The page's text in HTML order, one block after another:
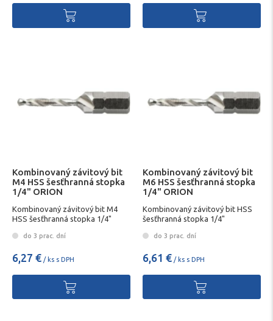
Kombinovaný závitový bit
M4 HSS šesťhranná stopka
1/4" ORION
Kombinovaný závitový bit M4
HSS šesťhranná stopka 1/4"
do 3 prac. dní
6,27 € / ks s DPH
Kombinovaný závitový bit
M6 HSS šesťhranná stopka
1/4" ORION
Kombinovaný závitový bit HSS
šesťhranná stopka 1/4"
do 3 prac. dní
6,61 € / ks s DPH